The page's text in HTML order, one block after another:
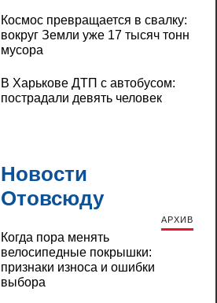
Космос превращается в свалку:
вокруг Земли уже 17 тысяч тонн
мусора
В Харькове ДТП с автобусом:
пострадали девять человек
Новости
Отовсюду
АРХИВ
Когда пора менять
велосипедные покрышки:
признаки износа и ошибки
выбора